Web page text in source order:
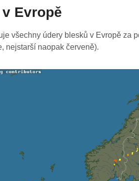
Evropě
všechny údery blesků v Evropě za
nejstarší naopak červeně).